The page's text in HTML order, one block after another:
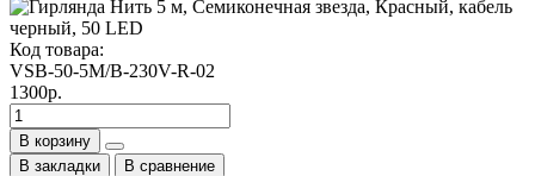
Код товара:
VSB-50-5M/B-230V-R-02
1300р.
В корзину
В закладки
В сравнение